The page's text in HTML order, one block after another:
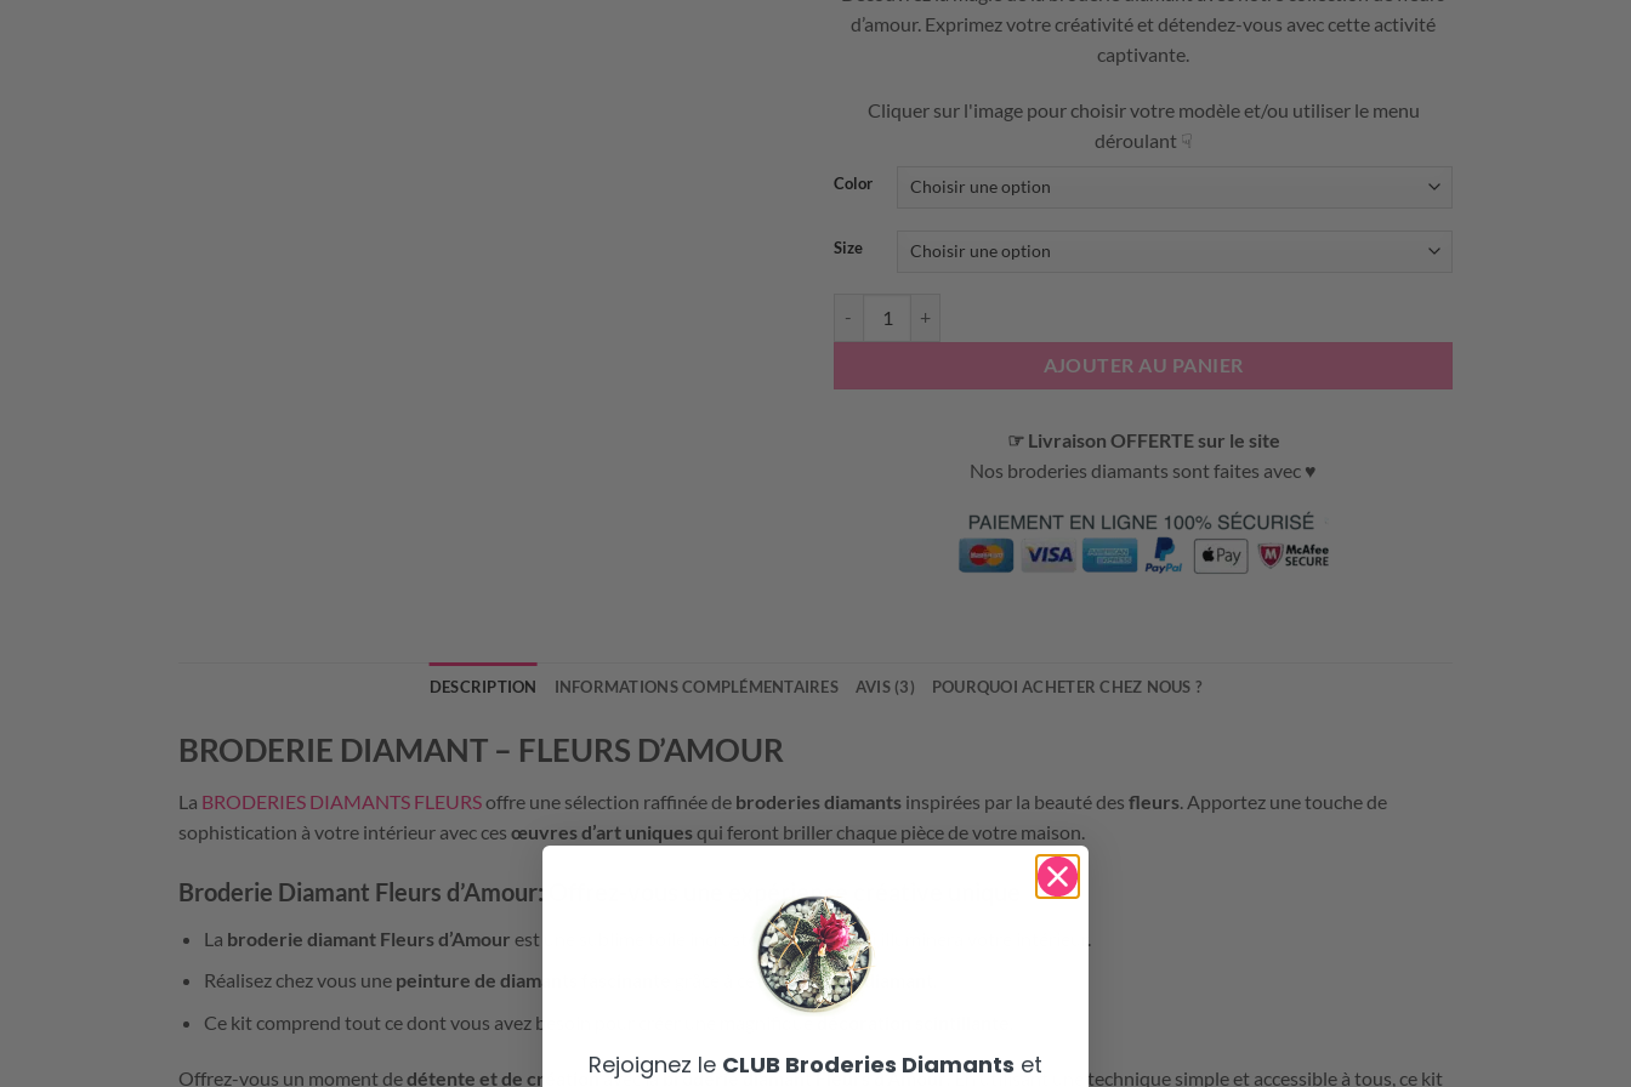
d’amour. Exprimez votre créativité et détendez-vous avec cette activité
captivante.
Cliquer sur l'image pour choisir votre modèle et/ou utiliser le menu
déroulant ☟
Color
Size
AJOUTER AU PANIER
☞ Livraison OFFERTE sur le site
Nos broderies diamants sont faites avec ♥
DESCRIPTION INFORMATIONS COMPLÉMENTAIRES AVIS (3) POURQUOI ACHETER CHEZ NOUS ?
BRODERIE DIAMANT – FLEURS D’AMOUR
La BRODERIES DIAMANTS FLEURSoffre une sélection raffinée de broderies diamants inspirées par la beauté des fleurs. Apportez une touche de
sophistication à votre intérieur avec ces œuvres d’art uniquesqui feront briller chaque pièce de votre maison.
Broderie Diamant Fleurs d’Amour: Offrez-vous une expérience créative unique
La broderie diamant Fleurs d’Amour est une sublime toile incrustée destrassqui illuminera votre intérieur.
Réalisez chez vous une peinture de diamants fascinante grâce à ce kitbroderie diamant
Ce kit comprend tout ce dont vous avez besoin pour créer une magnifique
Offrez-vous un moment dedétente et de créationavec la broderie diamant Fleurs d’Amour. En utilisant une technique simple et accessible à tous, ce kit
Rejoignez le CLUB Broderies Diamants et